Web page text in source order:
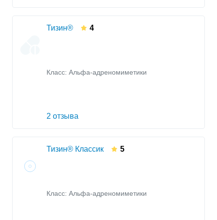
Тизин® 4
Класс: Альфа-адреномиметики
2 отзыва
Тизин® Классик 5
Класс: Альфа-адреномиметики